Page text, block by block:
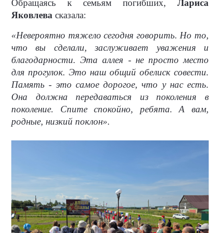
Обращаясь к семьям погибших, Лариса
Яковлева сказала:
«Невероятно тяжело сегодня говорить. Но то,
что вы сделали, заслуживает уважения и
благодарности. Эта аллея - не просто место
для прогулок. Это наш общий обелиск совести.
Память - это самое дорогое, что у нас есть.
Она должна передаваться из поколения в
поколение. Спите спокойно, ребята. А вам,
родные, низкий поклон».